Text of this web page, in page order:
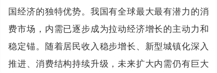
国经济的独特优势。我国有全球最大最有潜力的消
费市场，内需已逐步成为拉动经济增长的主动力和
稳定锚。随着居民收入稳步增长、新型城镇化深入
推进、消费结构持续升级，未来扩大内需仍有巨大